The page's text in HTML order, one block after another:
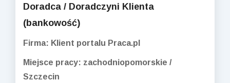
Doradca / Doradczyni Klienta
(bankowość)
Firma: Klient portalu Praca.pl
Miejsce pracy: zachodniopomorskie /
Szczecin